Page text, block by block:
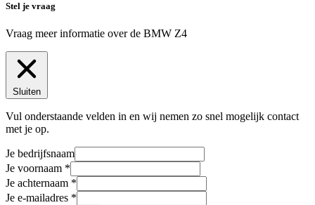
Stel je vraag
Vraag meer informatie over de BMW Z4
Sluiten
Vul onderstaande velden in en wij nemen zo snel mogelijk contact
met je op.
Je bedrijfsnaam
Je voornaam
Je achternaam
Je e-mailadres